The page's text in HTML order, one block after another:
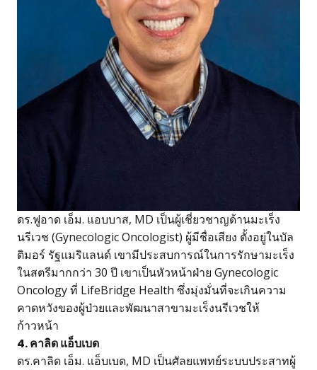
ดร.ฟูอาด เอ็ม. แอบบาส, MD เป็นผู้เชี่ยวชาญด้านมะเร็ง
นรีเวช (Gynecologic Oncologist) ผู้มีชื่อเสียง ตั้งอยู่ในบัล
ติมอร์ รัฐแมริแลนด์ เขามีประสบการณ์ในการรักษามะเร็ง
ในสตรีมากกว่า 30 ปี เขาเป็นหัวหน้าฝ่าย Gynecologic
Oncology ที่ LifeBridge Health ซึ่งมุ่งมั่นที่จะเกินความ
คาดหวังของผู้ป่วยและพัฒนาสาขามะเร็งนรีเวชให้
ก้าวหน้า
4. คาลิด แอ็บเบด
ดร.คาลิด เอ็ม. แอ็บเบด, MD เป็นศัลยแพทย์ระบบประสาทผู้